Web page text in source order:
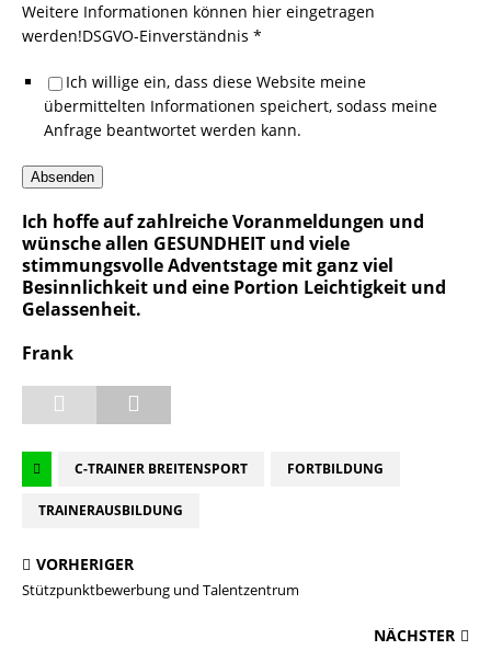
Weitere Informationen können hier eingetragen
werden!DSGVO-Einverständnis *
Ich willige ein, dass diese Website meine
übermittelten Informationen speichert, sodass meine
Anfrage beantwortet werden kann.
Absenden
Ich hoffe auf zahlreiche Voranmeldungen und
wünsche allen GESUNDHEIT und viele
stimmungsvolle Adventstage mit ganz viel
Besinnlichkeit und eine Portion Leichtigkeit und
Gelassenheit.
Frank
C-TRAINER BREITENSPORT FORTBILDUNG
TRAINERAUSBILDUNG
VORHERIGER
Stützpunktbewerbung und Talentzentrum
NÄCHSTER